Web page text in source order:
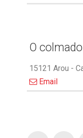
O
15121 Arou -
Email